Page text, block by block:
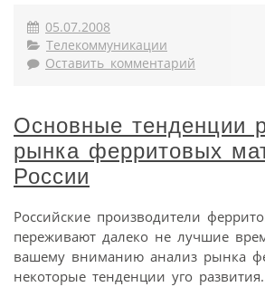
05.07.2008
Телекоммуникации
Оставить комментарий
Основные тенденции
рынка ферритовых
России
Российские производители
переживают далеко не лучшие
вашему вниманию анализ рынка
некоторые тенденции уго развития.